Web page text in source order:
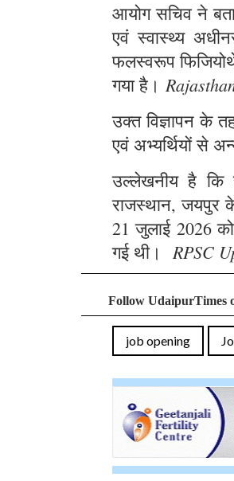
आयोग सचिव ने
एवं स्वास्थ्य
फलस्वरूप
गया है।
उक्त विज्ञापन के
एवं अभ्यर्थियों से
उल्लेखनीय है कि
राजस्थान, जयपुर
21 जुलाई 2026
गई थी। RPSC
Follow UdaipurTimes
job opening